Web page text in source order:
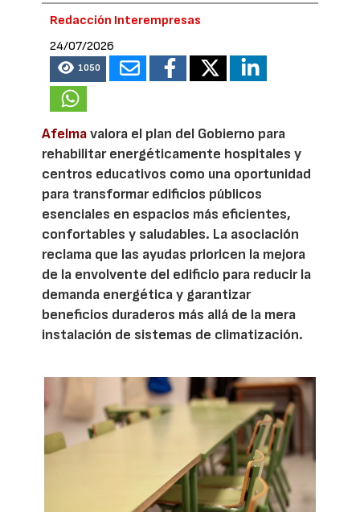
Redacción Interempresas
24/07/2026
1050
Afelmavalora el plan del Gobierno para
rehabilitar energéticamente hospitales y
centros educativos como una oportunidad
para transformar edificios públicos
esenciales en espacios más eficientes,
confortables y saludables. La asociación
reclama que las ayudas prioricen la mejora
de la envolvente del edificio para reducir la
demanda energética y garantizar
beneficios duraderos más allá de la mera
instalación de sistemas de climatización.